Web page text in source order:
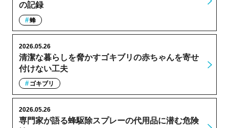
の記録
蜂
清潔な暮らしを脅かすゴキブリの赤ちゃんを寄せ
付けない工夫
2026.05.26
ゴキブリ
専門家が語る蜂駆除スプレーの代用品に潜む危険
2026.05.26